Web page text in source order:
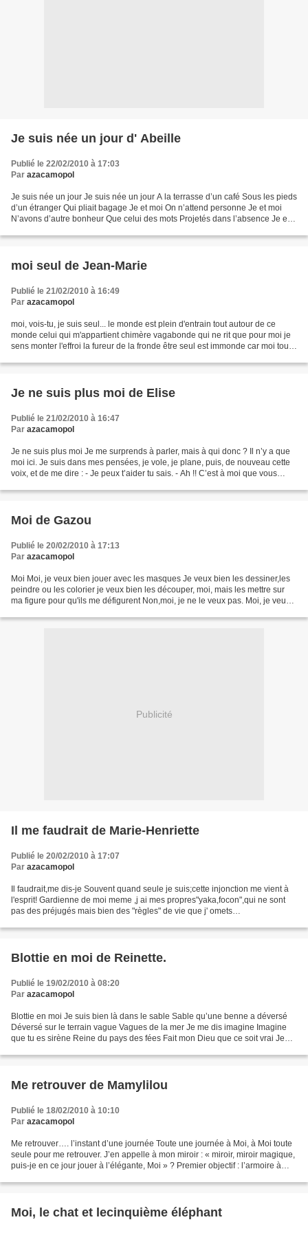
Je suis née un jour d' Abeille
Publié le 22/02/2010 à 17:03
Par azacamopol
Je suis née un jour Je suis née un jour A la terrasse d’un café Sous les pieds
d’un étranger Qui pliait bagage Je et moi On n’attend personne Je et moi
N’avons d’autre bonheur Que celui des mots Projetés dans l’absence Je et
moi seul de Jean-Marie
Publié le 21/02/2010 à 16:49
Par azacamopol
moi, vois-tu, je suis seul... le monde est plein d'entrain tout autour de ce
monde celui qui m'appartient chimère vagabonde qui ne rit que pour moi je
sens monter l'effroi la fureur de la fronde être seul est immonde car moi tout
Je ne suis plus moi de Elise
Publié le 21/02/2010 à 16:47
Par azacamopol
Je ne suis plus moi Je me surprends à parler, mais à qui donc ? Il n’y a que
moi ici. Je suis dans mes pensées, je vole, je plane, puis, de nouveau cette
voix, et de me dire : - Je peux t’aider tu sais. - Ah !! C’est à moi que vous
Moi de Gazou
Publié le 20/02/2010 à 17:13
Par azacamopol
Moi Moi, je veux bien jouer avec les masques Je veux bien les dessiner,les
peindre ou les colorier je veux bien les découper, moi, mais les mettre sur
ma figure pour qu'ils me défigurent Non,moi, je ne le veux pas. Moi, je veux
Publicité
Il me faudrait de Marie-Henriette
Publié le 20/02/2010 à 17:07
Par azacamopol
Il faudrait,me dis-je Souvent quand seule je suis;cette injonction me vient à
l'esprit! Gardienne de moi meme ,j ai mes propres"yaka,focon",qui ne sont
pas des préjugés mais bien des "règles" de vie que j' omets
Blottie en moi de Reinette.
Publié le 19/02/2010 à 08:20
Par azacamopol
Blottie en moi Je suis bien là dans le sable Sable qu’une benne a déversé
Déversé sur le terrain vague Vagues de la mer Je me dis imagine Imagine
que tu es sirène Reine du pays des fées Fait mon Dieu que ce soit vrai Je
Me retrouver de Mamylilou
Publié le 18/02/2010 à 10:10
Par azacamopol
Me retrouver…. l’instant d’une journée Toute une journée à Moi, à Moi toute
seule pour me retrouver. J’en appelle à mon miroir : « miroir, miroir magique,
puis-je en ce jour jouer à l’élégante, Moi » ? Premier objectif : l’armoire à
Moi, le chat et lecinquième éléphant